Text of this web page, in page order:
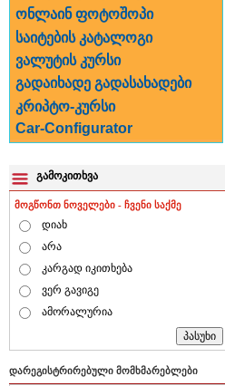
ონლაინ ფოტოშოპი
საიტების კატალოგი
ვალუტის კურსი
გადაიხადე გადასახადები
კრიპტო-კურსი
Car-Configurator
გამოკითხვა
მოგწონთ ნოველები - ჩვენი საქმე
დიახ
არა
კარგად იკითხება
ვერ გავიგე
ამორალურია
დარეგისტრირებული მომხმარებლები